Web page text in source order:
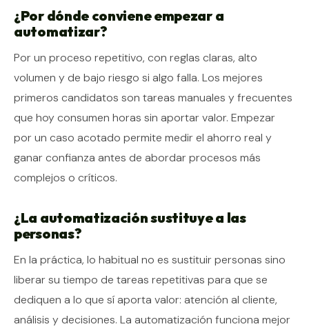
¿Por dónde conviene empezar a
automatizar?
Por un proceso repetitivo, con reglas claras, alto
volumen y de bajo riesgo si algo falla. Los mejores
primeros candidatos son tareas manuales y frecuentes
que hoy consumen horas sin aportar valor. Empezar
por un caso acotado permite medir el ahorro real y
ganar confianza antes de abordar procesos más
complejos o críticos.
¿La automatización sustituye a las
personas?
En la práctica, lo habitual no es sustituir personas sino
liberar su tiempo de tareas repetitivas para que se
dediquen a lo que sí aporta valor: atención al cliente,
análisis y decisiones. La automatización funciona mejor